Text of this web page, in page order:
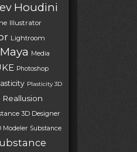
Houdini
Illustrator
Lightroom
Maya
Media
Photoshop
Plasticity 3D
Reallusion
3D Designer
Modeler Substance